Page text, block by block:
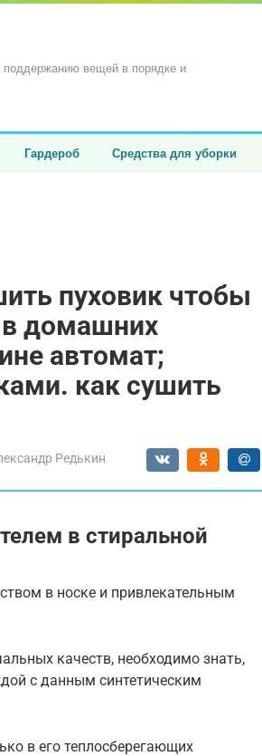
вещей в порядке и
Гардероб Средства для уборки
пуховик чтобы
в домашних
автомат;
как сушить
Редькин
в стиральной
в носке и привлекательным
качеств, необходимо знать,
с данным синтетическим
в его теплосберегающих